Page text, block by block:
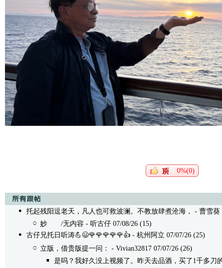
0%(0)
托起残阳逗老天，凡人也可救波澜。不教放肆煮沧海，
- 曹雪葵
妙 /无内容 - 听古仔 07/08/26 (15)
古仔兄托日听涛💪😃🌹🌹🌹🌹🌹👍 - 杭州阿立 07/07/26 (25)
立版，借贵版提一问：
- Vivian32817 07/07/26 (26)
是吗？我好久没上视频了。昨天去品酒，买了1千多刀